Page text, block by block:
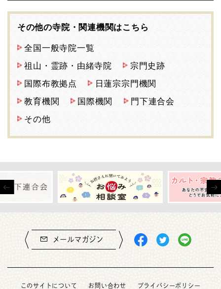
その他の寺院・関連機関はこちら
全国一般寺院一覧
祖山・霊跡・由緒寺院
宗門史跡
国際布教拠点
日蓮宗宗門機関
教育機関
国際機関
門下連合会
その他
メールマガジン
このサイトについて お問い合わせ プライバシーポリシー